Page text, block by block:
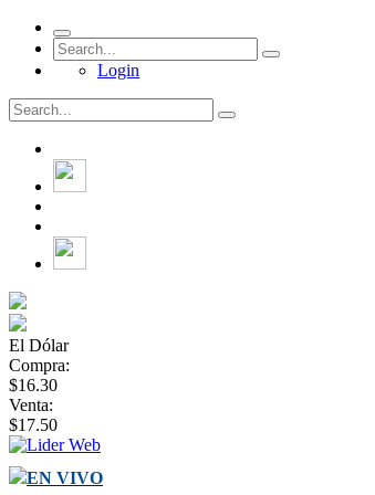
Login
El Dólar
Compra:
$16.30
Venta:
$17.50
EN VIVO